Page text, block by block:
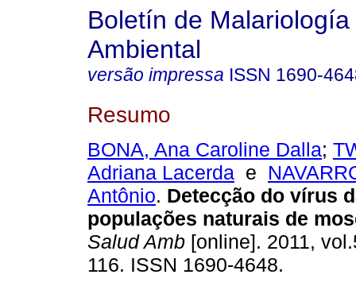
Boletín de
Ambiental
versão impressa ISSN 1690-
Resumo
BONA, Ana Caroline Dalla;
Adriana Lacerda e
Antônio. Detecção do vírus
populações naturais de
Salud Amb [online]. 2011,
116. ISSN 1690-4648.